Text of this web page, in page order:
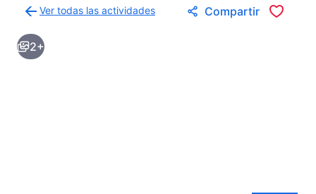
Ver todas las actividades
a
la
página
Compartir
2+